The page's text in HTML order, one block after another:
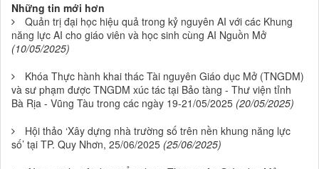
Những tin mới hơn
Quản trị đại học hiệu quả trong kỷ nguyên AI với các Khung
năng lực AI cho giáo viên và học sinh cùng AI Nguồn Mở
(10/05/2025)
Khóa Thực hành khai thác Tài nguyên Giáo dục Mở (TNGDM)
và sư phạm được TNGDM xúc tác tại Bảo tàng - Thư viện tỉnh
Bà Rịa - Vũng Tàu trong các ngày 19-21/05/2025 (20/05/2025)
Hội thảo ‘Xây dựng nhà trường số trên nền khung năng lực
số’ tại TP. Quy Nhơn, 25/06/2025 (25/06/2025)